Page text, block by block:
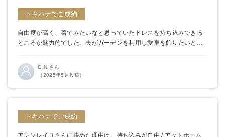
トキハナでご成約
自由度が高く、着てみたいなと思っていたドレスを持ち込みできる
ところが魅力的でした。 夫がガーデンを利用し愛車を飾りたいとも
O.N さん
（2025年5月投稿）
トキハナでご成約
アンソレイユさんに決めた理由は、持ち込みが自由 / アットホーム